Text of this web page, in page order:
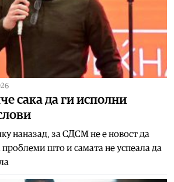
сака да ги исполни
наназад, за СДСМ не е новост да
проблеми што и самата не успеала да